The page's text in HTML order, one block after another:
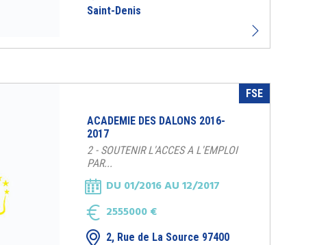
Saint-Denis
FSE
ACADEMIE DES DALONS 2016-
2017
2 - SOUTENIR L'ACCES A L'EMPLOI
PAR...
DU 01/2016 AU 12/2017
2555000 €
2, Rue de La Source 97400